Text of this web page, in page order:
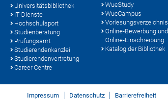
Universitätsbibliothek
IT-Dienste
Hochschulsport
Studienberatung
Prüfungsamt
Studierendenkanzlei
Studierendenvertretung
Career Centre
WueStudy
WueCampus
Vorlesungsverzeichnis
Online-Bewerbung und
Online-Einschreibung
Katalog der Bibliothek
Impressum Datenschutz Barrierefreiheit